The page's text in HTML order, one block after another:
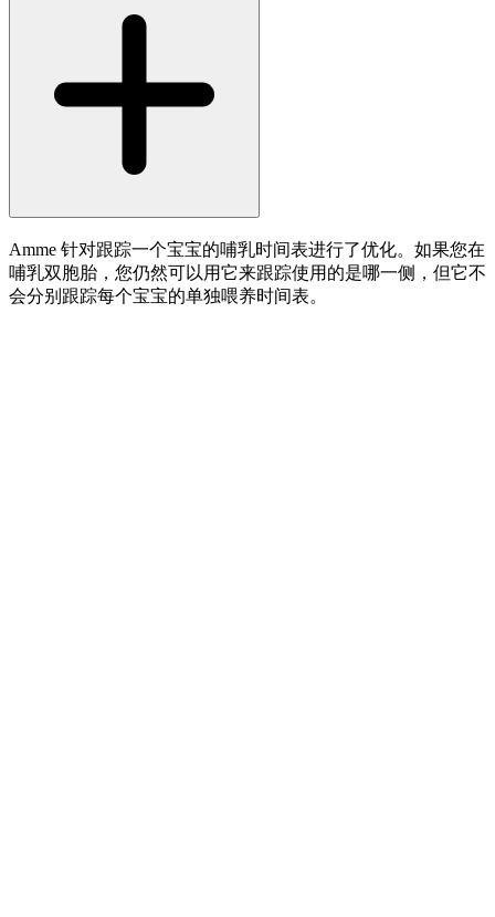
Amme 针对跟踪一个宝宝的哺乳时间表进行了优化。如果您在
哺乳双胞胎，您仍然可以用它来跟踪使用的是哪一侧，但它不
会分别跟踪每个宝宝的单独喂养时间表。